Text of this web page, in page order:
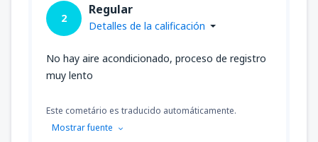
2
Regular
Detalles de la calificación
No hay aire acondicionado, proceso de registro
muy lento
Este cometário es traducido automáticamente.
Mostrar fuente